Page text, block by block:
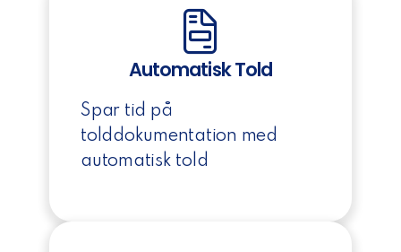
Automatisk Told
Spar tid på
tolddokumentation med
automatisk told